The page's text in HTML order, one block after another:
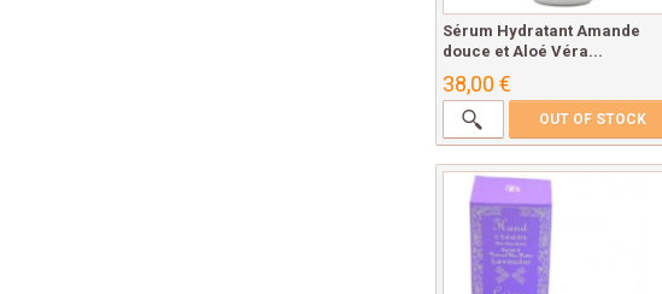
Sérum Hydratant Amande
douce et Aloé Véra...
38,00 €
OUT OF STOCK